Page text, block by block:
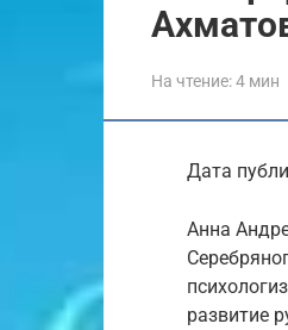
На чтение:4 мин
Дата
Анна
развитие